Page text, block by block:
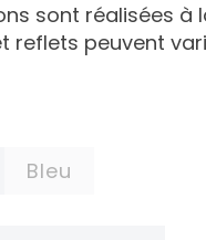
sont réalisées à
reflets peuvent
Bleu